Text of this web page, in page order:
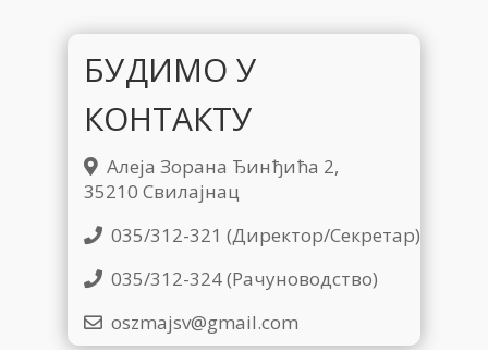
БУДИМО У
КОНТАКТУ
Алеја Зорана Ђинђића 2,
35210 Свилајнац
035/312-321 (Директор/Секретар)
035/312-324 (Рачуноводство)
oszmajsv@gmail.com